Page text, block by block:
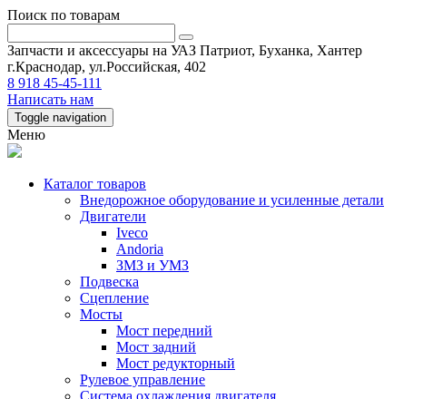
Поиск по товарам
Запчасти и аксессуары на УАЗ Патриот, Буханка, Хантер
г.Краснодар, ул.Российская, 402
8 918 45-45-111
Написать нам
Toggle navigation
Меню
Каталог товаров
Внедорожное оборудование и усиленные детали
Двигатели
Iveco
Andoria
ЗМЗ и УМЗ
Подвеска
Сцепление
Мосты
Мост передний
Мост задний
Мост редукторный
Рулевое управление
Система охлаждения двигателя